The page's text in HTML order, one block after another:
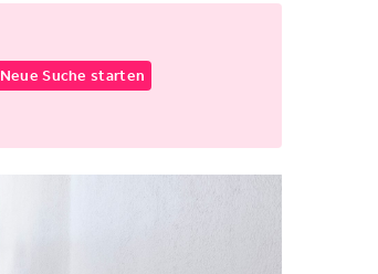
Neue Suche starten